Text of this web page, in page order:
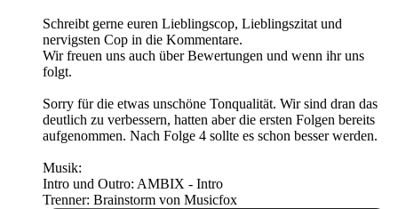
Schreibt gerne euren Lieblingscop, Lieblingszitat und
nervigsten Cop in die Kommentare.
Wir freuen uns auch über Bewertungen und wenn ihr uns
folgt.
Sorry für die etwas unschöne Tonqualität. Wir sind dran das
deutlich zu verbessern, hatten aber die ersten Folgen bereits
aufgenommen. Nach Folge 4 sollte es schon besser werden.
Musik:
Intro und Outro: AMBIX - Intro
Trenner: Brainstorm von ⁠⁠⁠Musicfox⁠⁠⁠